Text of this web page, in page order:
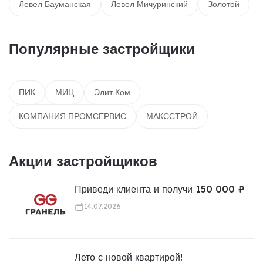
Левел Бауманская Левел Мичуринский Золотой
Популярные застройщики
ПИК МИЦ Элит Ком
КОМПАНИЯ ПРОМСЕРВИС МАКССТРОЙ
Акции застройщиков
Приведи клиента и получи 150 000 ₽
14.07.2026
Лето с новой квартирой!